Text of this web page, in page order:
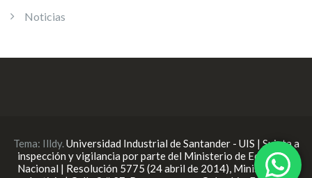
Noticias
Tema: Illdy.Universidad Industrial de Santander - UIS | Sujeta a
inspección y vigilancia por parte del Ministerio de Educación
Nacional | Resolución 5775 (24 abril de 2014), Ministerio de